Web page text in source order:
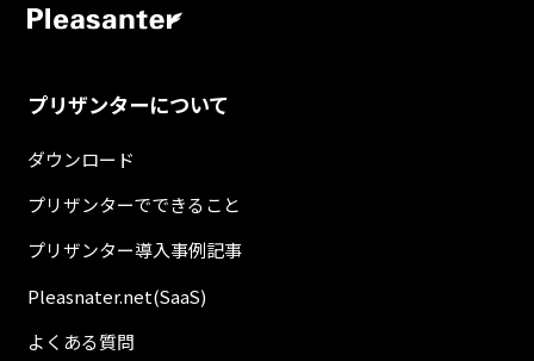
プリザンターについて
ダウンロード
プリザンターでできること
プリザンター導入事例記事
Pleasnater.net(SaaS)
よくある質問